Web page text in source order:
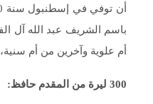
أم علوية وآخرين من أم
300 ليرة من المقدم حافظ :